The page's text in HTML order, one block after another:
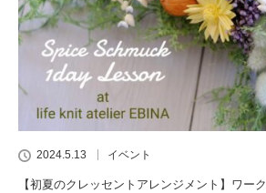
2024.5.13 イベント
【初夏のクレッセントアレンジメント】ワー